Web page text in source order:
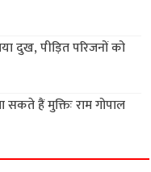
दुख, पीड़ित परिजनों को
हैं मुक्तिः राम गोपाल